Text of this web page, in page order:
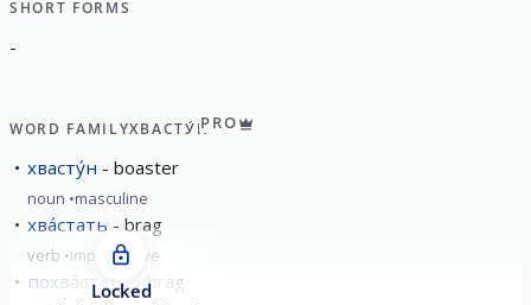
SHORT FORMS
-
WORD FAMILYХВАСТУ́НPRO
хвасту́н boaster
noun masculine
хва́стать brag
verb imperfective
похва́стать brag
Locked